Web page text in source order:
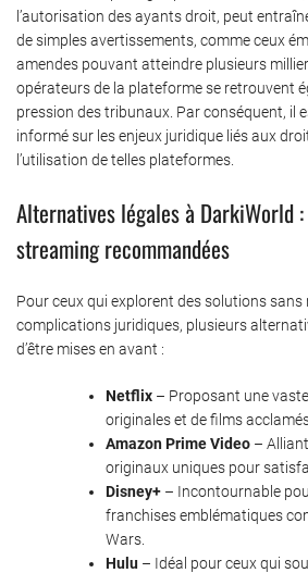
l’autorisation des ayants droit, peut
de simples avertissements, comme ceux
amendes pouvant atteindre plusieurs
opérateurs de la plateforme se retrouvent
pression des tribunaux. Par conséquent, il
informé sur les enjeux juridique liés aux
l’utilisation de telles plateformes.
Alternatives légales à DarkiWorld
streaming recommandées
Pour ceux qui explorent des solutions sans
complications juridiques, plusieurs
d’être mises en avant :
Netflix – Proposant une
originales et de films
Amazon Prime Video –
originaux uniques pour
Disney+ – Incontournable
franchises emblématiques
Wars.
Hulu – Idéal pour ceux qui